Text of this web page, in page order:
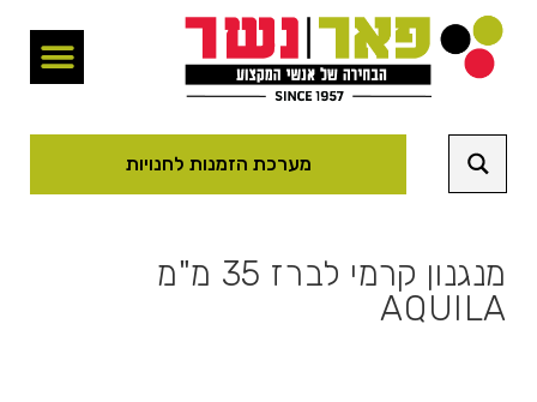
מערכת הזמנות לחנויות
מנגנון קרמי לברז 35 מ"מ
AQUILA